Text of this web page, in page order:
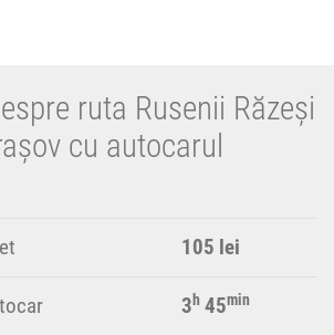
ruta Rusenii Răzeși
cu autocarul
105 lei
3h 45min